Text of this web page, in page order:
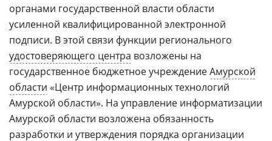
органами государственной власти области
усиленной квалифицированной электронной
подписи. В этой связи функции регионального
удостоверяющего центра возложены на
государственное бюджетное учреждениеАмурской
области «Центр информационных технологий
Амурской области». На управление информатизации
Амурской области возложена обязанность
разработки и утверждения порядка организации